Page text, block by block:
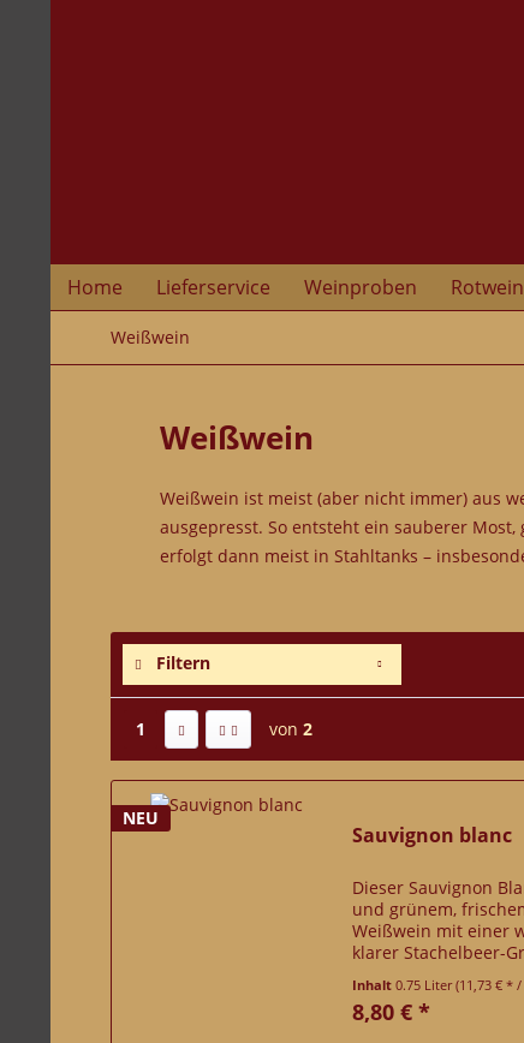
Home Lieferservice Weinproben Rotwein
Weißwein
Weißwein
Weißwein ist meist (aber nicht immer) aus
ausgepresst. So entsteht ein sauberer
erfolgt dann meist in Stahltanks –
Filtern
1 von 2
NEU
Sauvignon blanc
Dieser Sauvignon
und grünem,
Weißwein mit einer
klarer Stachelbeer-
Inhalt0.75 Liter(11,73 € *
8,80 € *